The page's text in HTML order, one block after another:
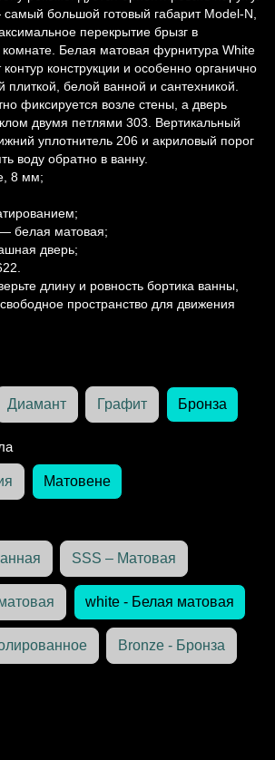
большой готовый габарит Model-N,
перекрытие брызг в
Белая матовая фурнитура White
контур конструкции и особенно органично
плиткой, белой ванной и сантехникой.
фиксируется возле стены, а дверь
двумя петлями 303. Вертикальный
уплотнитель 206 и акриловый порог
воду обратно в ванну.
8 мм;
белая матовая;
дверь;
длину и ровность бортика ванны,
пространство для движения
Диамант Графит Бронза
Матовене
SSS – Матовая
white - Белая матовая
Bronze - Бронза